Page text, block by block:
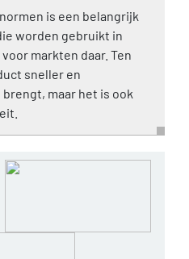
is een belangrijk
worden gebruikt in
markten daar. Ten
sneller en
maar het is ook